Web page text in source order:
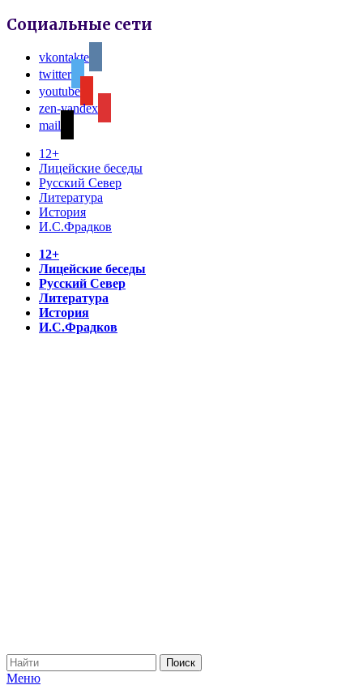
Социальные сети
vkontakte
twitter
youtube
zen-yandex
mail
12+
Лицейские беседы
Русский Север
Литература
История
И.С.Фрадков
12+
Лицейские беседы
Русский Север
Литература
История
И.С.Фрадков
Меню